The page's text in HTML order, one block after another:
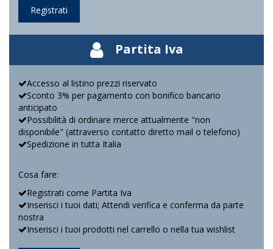
Registrati
Partita Iva
Accesso al listino prezzi riservato
Sconto 3% per pagamento con bonifico bancario
anticipato
Possibilità di ordinare merce attualmente "non
disponibile" (attraverso contatto diretto mail o telefono)
Spedizione in tutta Italia
Cosa fare:
Registrati come Partita Iva
Inserisci i tuoi dati; Attendi verifica e conferma da parte
nostra
Inserisci i tuoi prodotti nel carrello o nella tua wishlist